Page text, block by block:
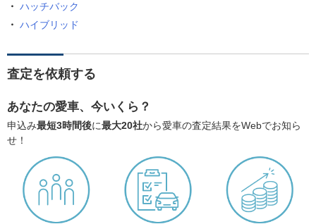
ハッチバック
ハイブリッド
査定を依頼する
あなたの愛車、今いくら？
申込み最短3時間後に最大20社から愛車の査定結果をWebでお知ら
せ！